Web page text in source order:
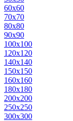
60х60
70х70
80х80
90х90
100х100
120х120
140х140
150х150
160х160
180х180
200х200
250х250
300х300